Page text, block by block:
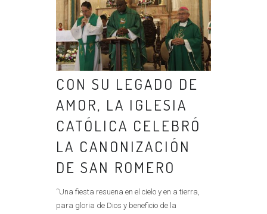
CON SU LEGADO DE
AMOR, LA IGLESIA
CATÓLICA CELEBRÓ
LA CANONIZACIÓN
DE SAN ROMERO
“Una fiesta resuena en el cielo y en a tierra,
para gloria de Dios y beneficio de la